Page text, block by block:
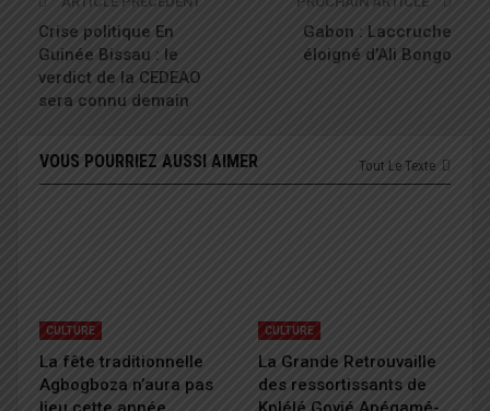
Crise politique En
Guinée Bissau : le
verdict de la CEDEAO
sera connu demain
Gabon : Laccruche
éloigné d’Ali Bongo
Tout Le Texte
VOUS POURRIEZ AUSSI AIMER
CULTURE
La fête traditionnelle
Agbogboza n’aura pas
CULTURE
La Grande Retrouvaille
des ressortissants de